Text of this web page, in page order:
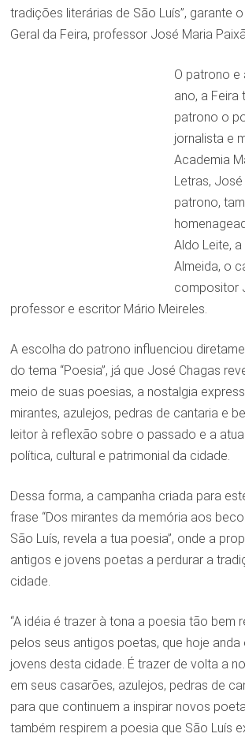
tradições literárias de São Luís”, garante
Geral da Feira, professor José Maria
O patrono e
ano, a Feira
patrono o
jornalista e
Academia
Letras,
patrono,
Aldo Leite,
Almeida, o
compositor
professor e escritor Mário Meireles.
A escolha do patrono influenciou
do tema “Poesia”, já que José Chagas
meio de suas poesias, a nostalgia
mirantes, azulejos, pedras de cantaria e
leitor à reflexão sobre o passado e a
política, cultural e patrimonial da cidade.
Dessa forma, a campanha criada para
frase “Dos mirantes da memória aos
São Luís, revela a tua poesia”, onde a
antigos e jovens poetas a perdurar a
cidade.
“A idéia é trazer à tona a poesia tão bem
pelos seus antigos poetas, que hoje
jovens desta cidade. É trazer de volta a
em seus casarões, azulejos, pedras de
para que continuem a inspirar novos
também respirem a poesia que São Luís